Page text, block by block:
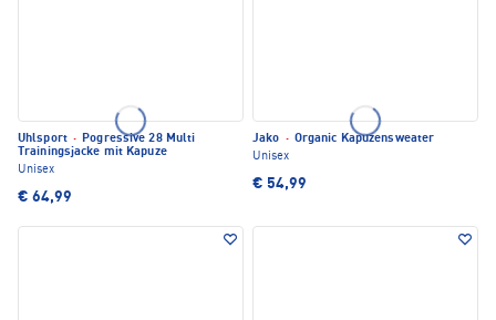
Uhlsport · Pogressive 28 Multi
Trainingsjacke mit Kapuze
Unisex
€ 64,99
Jako · Organic Kapuzensweater
Unisex
€ 54,99